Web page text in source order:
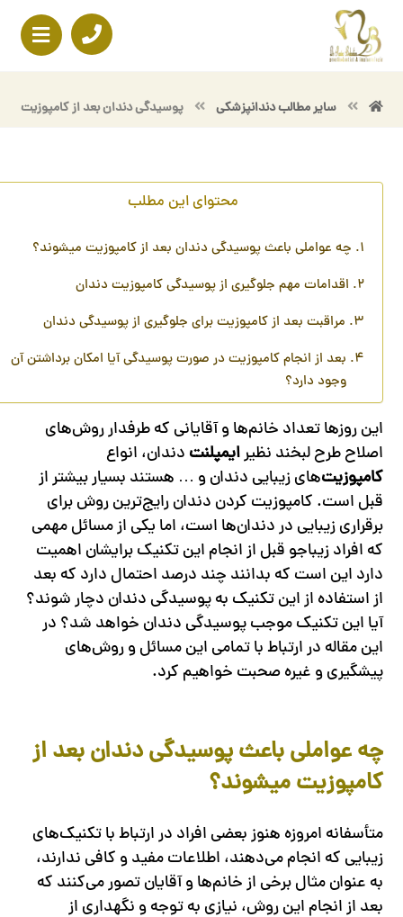
سایر مطالب دندانپزشکی پوسیدگی دندان بعد از کامپوزیت
محتوای این مطلب
چه عواملی باعث پوسیدگی دندان بعد از کامپوزیت میشوند؟
اقدامات مهم جلوگیری از پوسیدگی کامپوزیت دندان
مراقبت بعد از کامپوزیت برای جلوگیری از پوسیدگی دندان
بعد از انجام کامپوزیت در صورت پوسیدگی آیا امکان برداشتن آن
وجود دارد؟
این روزها تعداد خانم‌ها و آقایانی که طرفدار روش‌های
اصلاح طرح لبخند نظیرایمپلنت دندان، انواع
کامپوزیت‌های زیبایی دندان و … هستند بسیار بیشتر از
قبل است. کامپوزیت‌ کردن دندان رایج‌ترین روش برای
برقراری زیبایی در دندان‌ها است، اما یکی از مسائل مهمی
که افراد زیباجو قبل از انجام این تکنیک برایشان اهمیت
دارد این است که بدانند چند درصد احتمال دارد که بعد
از استفاده از این تکنیک به پوسیدگی دندان دچار شوند؟
آیا این تکنیک موجب پوسیدگی دندان خواهد شد؟ در
این مقاله در ارتباط با تمامی این مسائل و روش‌های
پیشگیری و غیره صحبت خواهیم کرد.
چه عواملی باعث پوسیدگی دندان بعد از
کامپوزیت میشوند؟
متأسفانه امروزه هنوز بعضی افراد در ارتباط با تکنیک‌های
زیبایی که انجام می‌دهند، اطلاعات مفید و کافی ندارند،
به عنوان مثال برخی از خانم‌ها و آقایان تصور می‌کنند که
بعد از انجام این روش، نیازی به توجه و نگهداری از